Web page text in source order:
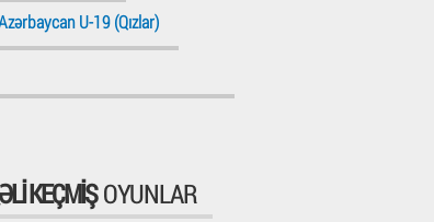
U-19 (Qızlar)
KEÇMIŞOYUNLAR